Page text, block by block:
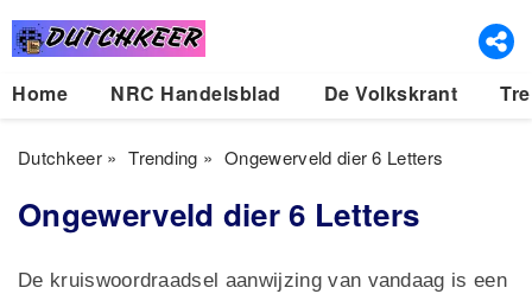
Home NRC Handelsblad De Volkskrant
Dutchkeer» Trending » Ongewerveld dier 6 Letters
Ongewerveld dier 6 Letters
De kruiswoordraadsel aanwijzing van vandaag is een